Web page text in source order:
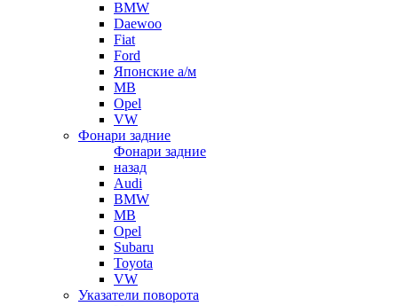
BMW
Daewoo
Fiat
Ford
Японские а/м
MB
Opel
VW
Фонари задние
Фонари задние
назад
Audi
BMW
MB
Opel
Subaru
Toyota
VW
Указатели поворота